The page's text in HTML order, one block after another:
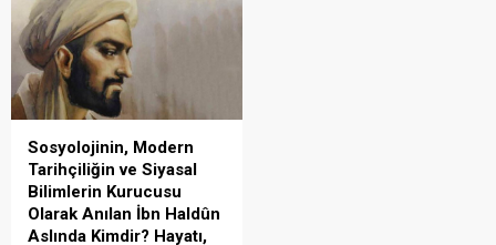
Sosyolojinin, Modern
Tarihçiliğin ve Siyasal
Bilimlerin Kurucusu
Olarak Anılan İbn Haldûn
Aslında Kimdir? Hayatı,